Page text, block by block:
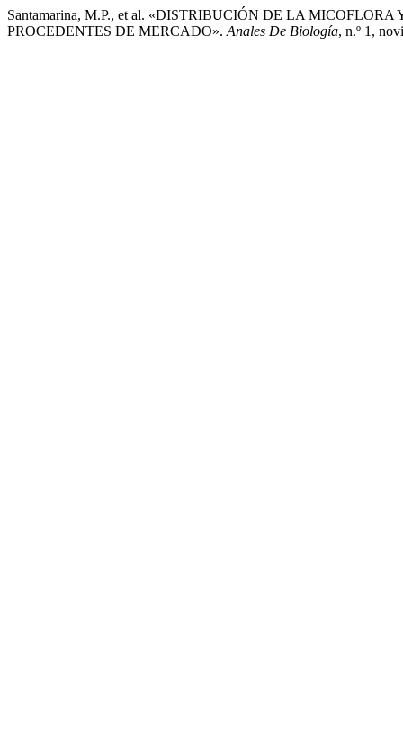
Santamarina, M.P., et al. «DISTRIBUCIÓN DE LA
PROCEDENTES DE MERCADO». Anales De Biología, n.º 1,